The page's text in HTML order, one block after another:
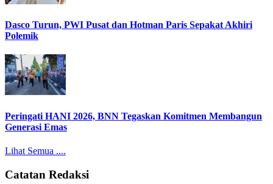
Dasco Turun, PWI Pusat dan Hotman Paris Sepakat Akhiri
Polemik
Peringati HANI 2026, BNN Tegaskan Komitmen Membangun
Generasi Emas
Lihat Semua ....
Catatan Redaksi